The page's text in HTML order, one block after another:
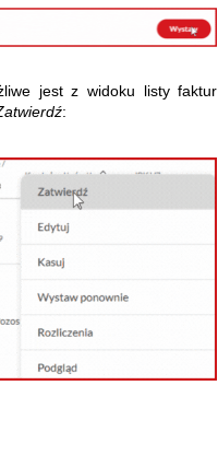
jest z widoku listy faktur
: